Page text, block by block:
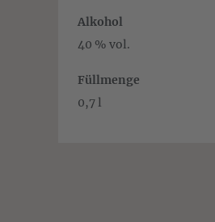
Alkohol
40 % vol.
Füllmenge
0,7 l